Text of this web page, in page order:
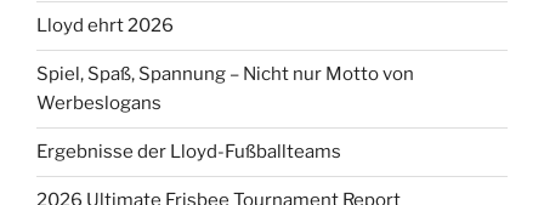
Lloyd ehrt 2026
Spiel, Spaß, Spannung – Nicht nur Motto von
Werbeslogans
Ergebnisse der Lloyd-Fußballteams
2026 Ultimate Frisbee Tournament Report